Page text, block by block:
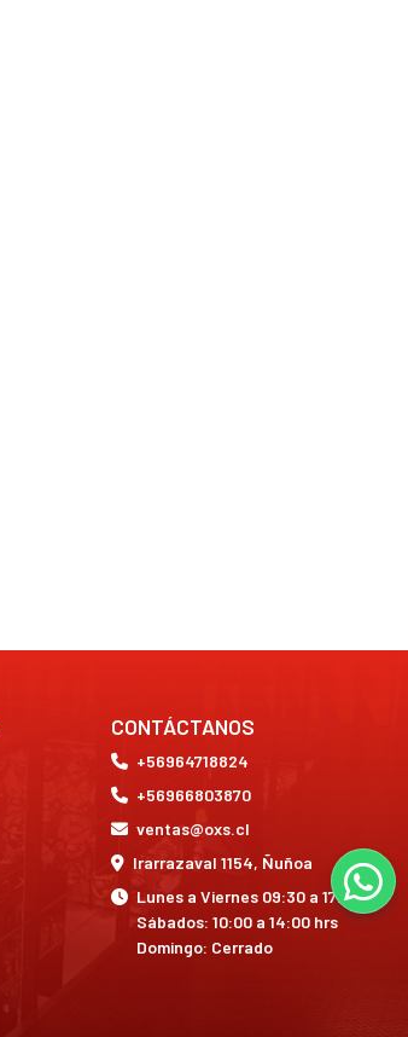
CONTÁCTANOS
+56964718824
+56966803870
ventas@oxs.cl
Irarrazaval 1154, Ñuñoa
Lunes a Viernes 09:30 a 17:30 hrs
Sábados: 10:00 a 14:00 hrs
Domingo: Cerrado